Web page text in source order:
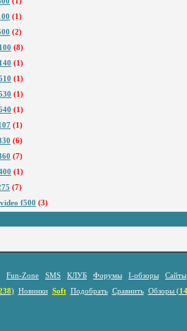
(1)
(2)
(8)
(1)
(1)
(1)
(1)
(1)
(6)
(7)
(1)
(7)
f500 (3)
Fun-Zone SMS КЛУБ Форумы I-обзоры Сайты
) Новинки Soft Подобрать Сравнить Обзоры (